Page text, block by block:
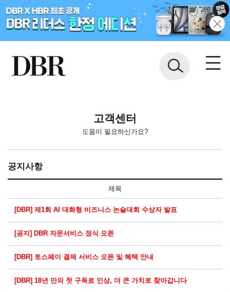
고객센터
도움이 필요하신가요?
공지사항
제목
[DBR] 제1회 AI 대화형 비즈니스 논술대회 수상자 발표
[공지] DBR 자문서비스 정식 오픈
[DBR] 토스페이 결제 서비스 오픈 및 혜택 안내
[DBR] 18년 만의 첫 구독료 인상, 더 큰 가치로 찾아갑니다